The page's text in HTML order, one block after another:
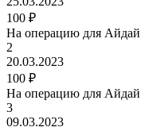
100 ₽
На операцию для Айдай
2
20.03.2023
100 ₽
На операцию для Айдай
3
09.03.2023